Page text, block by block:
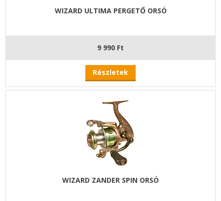
WIZARD ULTIMA PERGETŐ ORSÓ
9 990 Ft
Részletek
WIZARD ZANDER SPIN ORSÓ